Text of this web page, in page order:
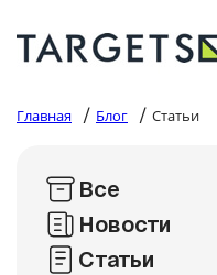
Главная / Блог / Статьи
Все
Новости
Статьи